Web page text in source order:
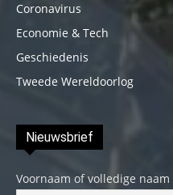
Coronavirus
Economie & Tech
Geschiedenis
Tweede Wereldoorlog
Nieuwsbrief
Voornaam of volledige naam